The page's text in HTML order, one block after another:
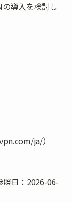
導入を検討し
ja/）
日：2026-06-